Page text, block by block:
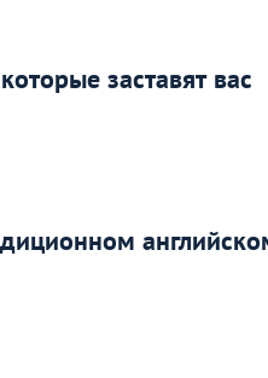
заставят вас